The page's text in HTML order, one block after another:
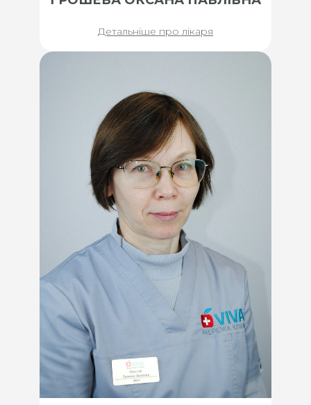
Детальніше про лікаря